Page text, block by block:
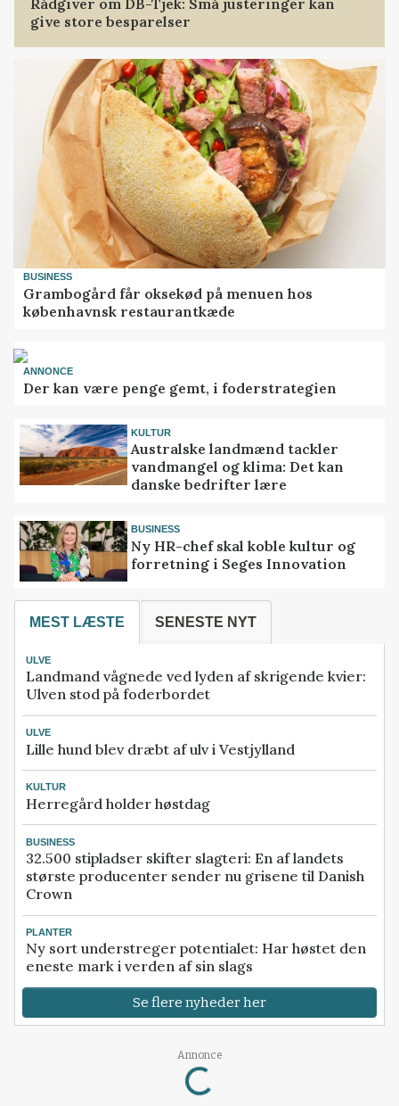
Rådgiver om DB-Tjek: Små justeringer kan
give store besparelser
BUSINESS
Grambogård får oksekød på menuen hos
københavnsk restaurantkæde
ANNONCE
Der kan være penge gemt, i foderstrategien
KULTUR
Australske landmænd tackler
vandmangel og klima: Det kan
danske bedrifter lære
BUSINESS
Ny HR-chef skal koble kultur og
forretning i Seges Innovation
MEST LÆSTE SENESTE NYT
ULVE
Landmand vågnede ved lyden af skrigende kvier:
Ulven stod på foderbordet
ULVE
Lille hund blev dræbt af ulv i Vestjylland
KULTUR
Herregård holder høstdag
BUSINESS
32.500 stipladser skifter slagteri: En af landets
største producenter sender nu grisene til Danish
Crown
PLANTER
Ny sort understreger potentialet: Har høstet den
eneste mark i verden af sin slags
Se flere nyheder her
Annonce
Loading...